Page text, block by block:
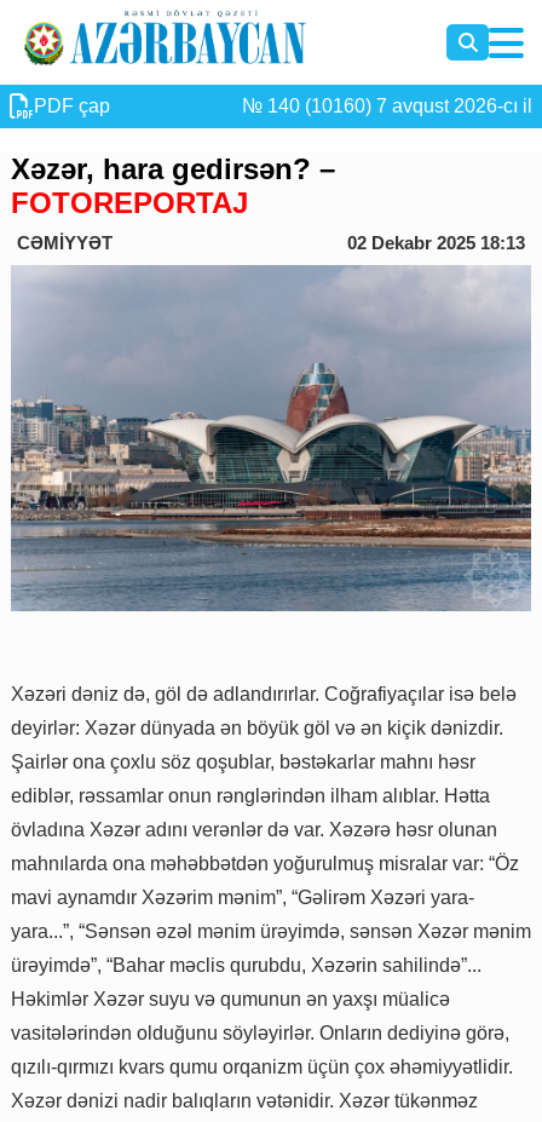
PDF çap № 140 (10160) 7 avqust 2026-cı il
Xəzər, hara gedirsən? –
FOTOREPORTAJ
CƏMİYYƏT 02 Dekabr 2025 18:13
Xəzəri dəniz də, göl də adlandırırlar. Coğrafiyaçılar isə belə
deyirlər: Xəzər dünyada ən böyük göl və ən kiçik dənizdir.
Şairlər ona çoxlu söz qoşublar, bəstəkarlar mahnı həsr
ediblər, rəssamlar onun rənglərindən ilham alıblar. Hətta
övladına Xəzər adını verənlər də var. Xəzərə həsr olunan
mahnılarda ona məhəbbətdən yoğurulmuş misralar var: “Öz
mavi aynamdır Xəzərim mənim”, “Gəlirəm Xəzəri yara-
yara...”, “Sənsən əzəl mənim ürəyimdə, sənsən Xəzər mənim
ürəyimdə”, “Bahar məclis qurubdu, Xəzərin sahilində”...
Həkimlər Xəzər suyu və qumunun ən yaxşı müalicə
vasitələrindən olduğunu söyləyirlər. Onların dediyinə görə,
qızılı-qırmızı kvars qumu orqanizm üçün çox əhəmiyyətlidir.
Xəzər dənizi nadir balıqların vətənidir. Xəzər tükənməz